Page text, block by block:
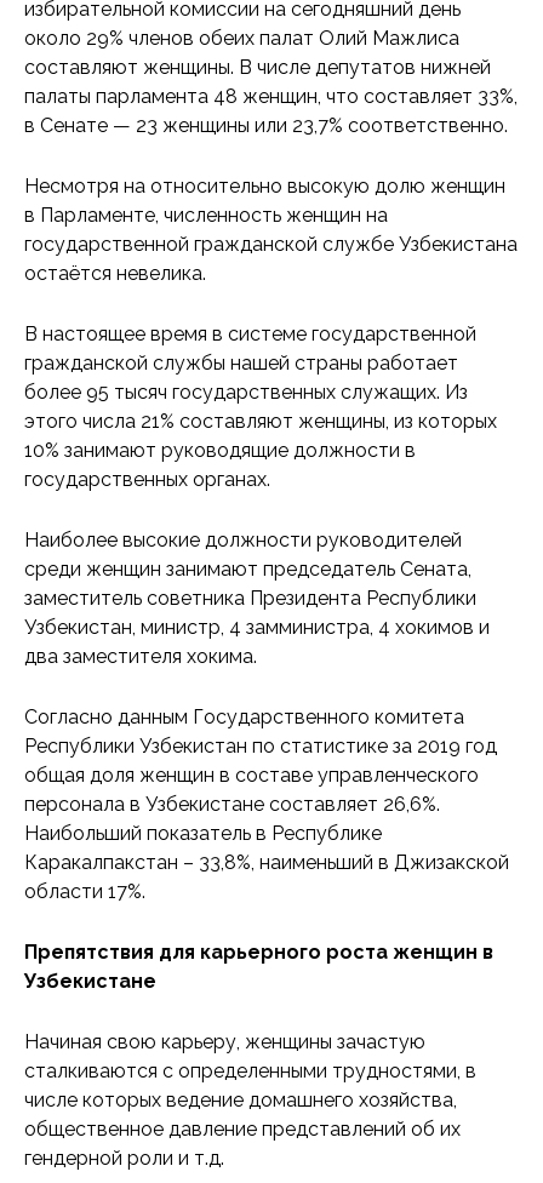
избирательной комиссии на сегодняшний день
около 29% членов обеих палат Олий Мажлиса
составляют женщины. В числе депутатов нижней
палаты парламента 48 женщин, что составляет 33%,
в Сенате — 23 женщины или 23,7% соответственно.
Несмотря на относительно высокую долю женщин
в Парламенте, численность женщин на
государственной гражданской службе Узбекистана
остаётся невелика.
В настоящее время в системе государственной
гражданской службы нашей страны работает
более 95 тысяч государственных служащих. Из
этого числа 21% составляют женщины, из которых
10% занимают руководящие должности в
государственных органах.
Наиболее высокие должности руководителей
среди женщин занимают председатель Сената,
заместитель советника Президента Республики
Узбекистан, министр, 4 замминистра, 4 хокимов и
два заместителя хокима.
Согласно данным Государственного комитета
Республики Узбекистан по статистике за 2019 год
общая доля женщин в составе управленческого
персонала в Узбекистане составляет 26,6%.
Наибольший показатель в Республике
Каракалпакстан – 33,8%, наименьший в Джизакской
области 17%.
Препятствия для карьерного роста женщин в
Узбекистане
Начиная свою карьеру, женщины зачастую
сталкиваются с определенными трудностями, в
числе которых ведение домашнего хозяйства,
общественное давление представлений об их
гендерной роли и т.д.